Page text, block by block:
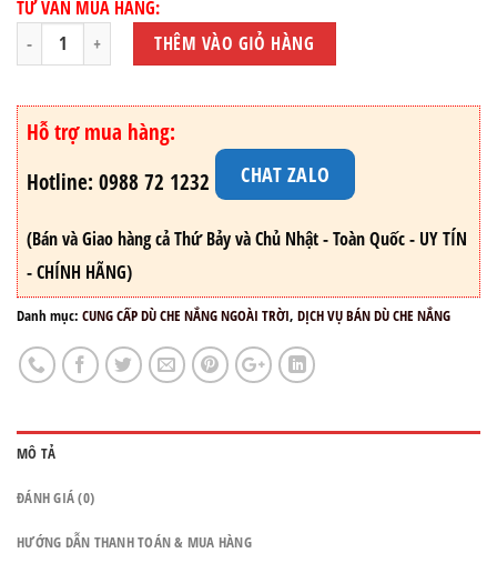
TƯ VẤN MUA HÀNG:
THÊM VÀO GIỎ HÀNG
Hỗ trợ mua hàng:
Hotline: 0988 72 1232
CHAT ZALO
(Bán và Giao hàng cả Thứ Bảy và Chủ Nhật - Toàn Quốc - UY TÍN
- CHÍNH HÃNG)
Danh mục: CUNG CẤP DÙ CHE NẮNG NGOÀI TRỜI, DỊCH VỤ BÁN DÙ CHE NẮNG
MÔ TẢ
ĐÁNH GIÁ (0)
HƯỚNG DẪN THANH TOÁN & MUA HÀNG